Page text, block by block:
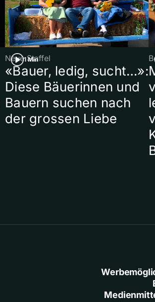
1 Min
Neue Staffel
«Bauer, ledig, sucht…»:
Diese Bäuerinnen und
Bauern suchen nach
der grossen Liebe